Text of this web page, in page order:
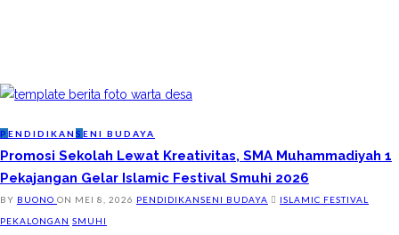
P ENDIDIKAN S ENI BUDAYA
Promosi Sekolah Lewat Kreativitas, SMA Muhammadiyah 1
Pekajangan Gelar Islamic Festival Smuhi 2026
BY BUONO ON MEI 8, 2026 PENDIDIKANSENI BUDAYA
ISLAMIC FESTIVAL
PEKALONGAN SMUHI